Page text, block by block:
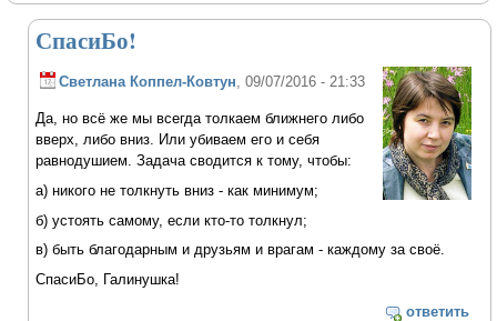
СпасиБо!
Светлана Коппел-Ковтун, 09/07/2016 - 21:33
Да, но всё же мы всегда толкаем ближнего либо
вверх, либо вниз. Или убиваем его и себя
равнодушием. Задача сводится к тому, чтобы:
а) никого не толкнуть вниз - как минимум;
б) устоять самому, если кто-то толкнул;
в) быть благодарным и друзьям и врагам - каждому за своё.
СпасиБо, Галинушка!
ответить